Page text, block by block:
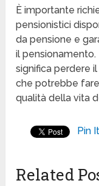
È importante
pensionistici
da pensione e
il
significa perdere
che potrebbe
qualità della vita
Pin It
Related